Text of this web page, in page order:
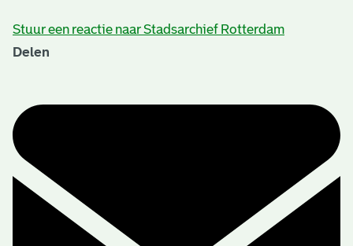
Stuur een reactie naar Stadsarchief Rotterdam
Delen